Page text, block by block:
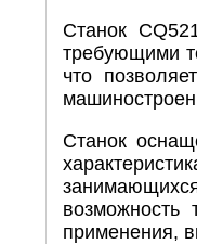
Станок
требующими
что
Станок
возможность
применения,